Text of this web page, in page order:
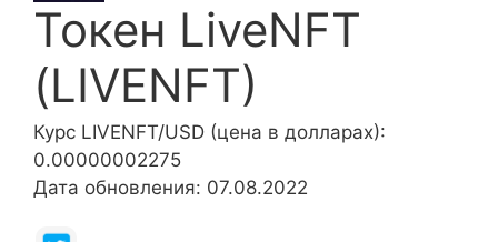
Токен LiveNFT
(LIVENFT)
Курс LIVENFT/USD (цена в долларах):
0.00000002275
Дата обновления: 07.08.2022